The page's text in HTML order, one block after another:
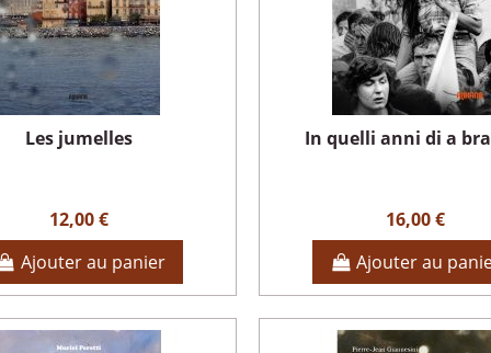
Les jumelles
12,00 €
Ajouter au panier
In quelli anni di a
16,00 €
Ajouter au